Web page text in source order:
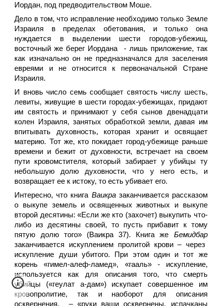
Иордан, под предводительством Моше.
Дело в том, что исправление необходимо только Земле
Израиля в пределах обетования, и только она
нуждается в выделении шести городов-убежищ,
восточный же берег Иордана - лишь приложение, так
как изначально он не предназначался для заселения
евреями и не относится к первоначальной Стране
Израиля.
И вновь число семь сообщает святость числу шесть,
левиты, живущие в шести городах-убежищах, придают
им святость и принимают у себя сынов двенадцати
колен Израиля, занятых обработкой земли, давая им
впитывать духовность, которая хранит и освящает
материю. Тот же, кто покидает город-убежище раньше
времени и бежит от духовности, встречает на своем
пути кровомстителя, который забирает у убийцы ту
небольшую долю духовности, что у него есть, и
возвращает ее к истоку, то есть убивает его.
Интересно, что книга Ваикразаканчивается рассказом
о выкупе земель и освященных животных и выкупе
второй десятины: «Если же кто (захочет) выкупить что-
либо из десятины своей, то пусть прибавит к тому
пятую долю того» (Ваикра 37). Книга же Бемидбар
заканчивается искуплением пролитой крови – через
искупление души убитого. При этом один и тот же
корень «гимел-алеф-ламед», «гааль» - искупление,
используется как для описания того, что смерть
убийцы («геулат а-дам») искупает совершенное им
кровопролитие, так и наоборот для описания
осквернения, – «руки ваши осквернены, испачканы